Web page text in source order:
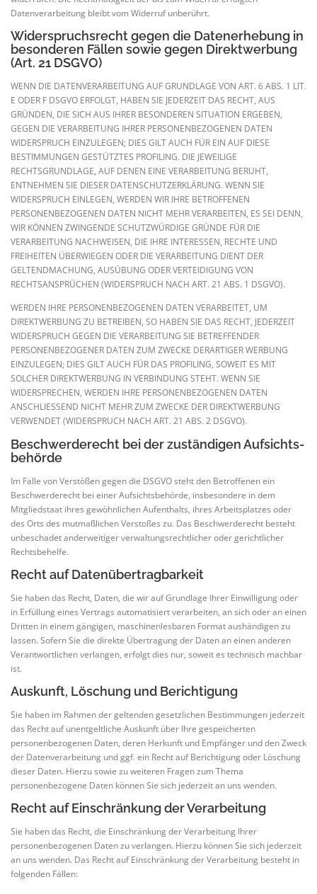
Datenverarbeitung bleibt vom Widerruf unberührt.
Widerspruchsrecht gegen die Datenerhebung in
besonderen Fällen sowie gegen Direktwerbung
(Art. 21 DSGVO)
WENN DIE DATENVERARBEITUNG AUF GRUNDLAGE VON ART. 6 ABS. 1 LIT.
E ODER F DSGVO ERFOLGT, HABEN SIE JEDERZEIT DAS RECHT, AUS
GRÜNDEN, DIE SICH AUS IHRER BESONDEREN SITUATION ERGEBEN,
GEGEN DIE VERARBEITUNG IHRER PERSONENBEZOGENEN DATEN
WIDERSPRUCH EINZULEGEN; DIES GILT AUCH FÜR EIN AUF DIESE
BESTIMMUNGEN GESTÜTZTES PROFILING. DIE JEWEILIGE
RECHTSGRUNDLAGE, AUF DENEN EINE VERARBEITUNG BERUHT,
ENTNEHMEN SIE DIESER DATENSCHUTZERKLÄRUNG. WENN SIE
WIDERSPRUCH EINLEGEN, WERDEN WIR IHRE BETROFFENEN
PERSONENBEZOGENEN DATEN NICHT MEHR VERARBEITEN, ES SEI DENN,
WIR KÖNNEN ZWINGENDE SCHUTZWÜRDIGE GRÜNDE FÜR DIE
VERARBEITUNG NACHWEISEN, DIE IHRE INTERESSEN, RECHTE UND
FREIHEITEN ÜBERWIEGEN ODER DIE VERARBEITUNG DIENT DER
GELTENDMACHUNG, AUSÜBUNG ODER VERTEIDIGUNG VON
RECHTSANSPRÜCHEN (WIDERSPRUCH NACH ART. 21 ABS. 1 DSGVO).
WERDEN IHRE PERSONENBEZOGENEN DATEN VERARBEITET, UM
DIREKTWERBUNG ZU BETREIBEN, SO HABEN SIE DAS RECHT, JEDERZEIT
WIDERSPRUCH GEGEN DIE VERARBEITUNG SIE BETREFFENDER
PERSONENBEZOGENER DATEN ZUM ZWECKE DERARTIGER WERBUNG
EINZULEGEN; DIES GILT AUCH FÜR DAS PROFILING, SOWEIT ES MIT
SOLCHER DIREKTWERBUNG IN VERBINDUNG STEHT. WENN SIE
WIDERSPRECHEN, WERDEN IHRE PERSONENBEZOGENEN DATEN
ANSCHLIESSEND NICHT MEHR ZUM ZWECKE DER DIREKTWERBUNG
VERWENDET (WIDERSPRUCH NACH ART. 21 ABS. 2 DSGVO).
Beschwerde­recht bei der zuständigen Aufsichts­
behörde
Im Falle von Verstößen gegen die DSGVO steht den Betroffenen ein
Beschwerderecht bei einer Aufsichtsbehörde, insbesondere in dem
Mitgliedstaat ihres gewöhnlichen Aufenthalts, ihres Arbeitsplatzes oder
des Orts des mutmaßlichen Verstoßes zu. Das Beschwerderecht besteht
unbeschadet anderweitiger verwaltungsrechtlicher oder gerichtlicher
Rechtsbehelfe.
Recht auf Daten­übertrag­barkeit
Sie haben das Recht, Daten, die wir auf Grundlage Ihrer Einwilligung oder
in Erfüllung eines Vertrags automatisiert verarbeiten, an sich oder an einen
Dritten in einem gängigen, maschinenlesbaren Format aushändigen zu
lassen. Sofern Sie die direkte Übertragung der Daten an einen anderen
Verantwortlichen verlangen, erfolgt dies nur, soweit es technisch machbar
ist.
Auskunft, Löschung und Berichtigung
Sie haben im Rahmen der geltenden gesetzlichen Bestimmungen jederzeit
das Recht auf unentgeltliche Auskunft über Ihre gespeicherten
personenbezogenen Daten, deren Herkunft und Empfänger und den Zweck
der Datenverarbeitung und ggf. ein Recht auf Berichtigung oder Löschung
dieser Daten. Hierzu sowie zu weiteren Fragen zum Thema
personenbezogene Daten können Sie sich jederzeit an uns wenden.
Recht auf Einschränkung der Verarbeitung
Sie haben das Recht, die Einschränkung der Verarbeitung Ihrer
personenbezogenen Daten zu verlangen. Hierzu können Sie sich jederzeit
an uns wenden. Das Recht auf Einschränkung der Verarbeitung besteht in
folgenden Fällen: